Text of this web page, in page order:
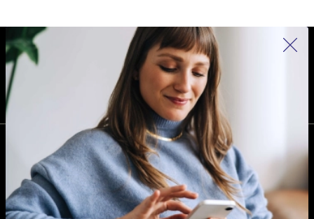
REFURBED SUOMI - RETHINK NEW.
SEURAA MEITÄ
YRITYS
Miksi refurbed
Kunnostusprosessi